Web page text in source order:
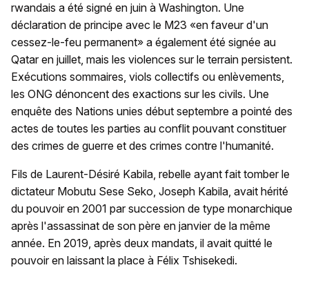
rwandais a été signé en juin à Washington. Une
déclaration de principe avec le M23 «en faveur d'un
cessez-le-feu permanent» a également été signée au
Qatar en juillet, mais les violences sur le terrain persistent.
Exécutions sommaires, viols collectifs ou enlèvements,
les ONG dénoncent des exactions sur les civils. Une
enquête des Nations unies début septembre a pointé des
actes de toutes les parties au conflit pouvant constituer
des crimes de guerre et des crimes contre l'humanité.
Fils de Laurent-Désiré Kabila, rebelle ayant fait tomber le
dictateur Mobutu Sese Seko, Joseph Kabila, avait hérité
du pouvoir en 2001 par succession de type monarchique
après l'assassinat de son père en janvier de la même
année. En 2019, après deux mandats, il avait quitté le
pouvoir en laissant la place à Félix Tshisekedi.